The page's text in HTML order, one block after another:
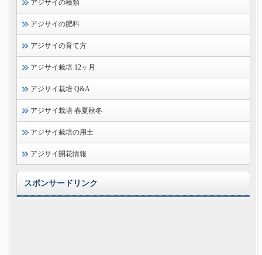
アジサイの種類
アジサイの肥料
アジサイの育て方
アジサイ栽培 12ヶ月
アジサイ栽培 Q&A
アジサイ栽培 春夏秋冬
アジサイ栽培の用土
アジサイ開花情報
スポンサードリンク